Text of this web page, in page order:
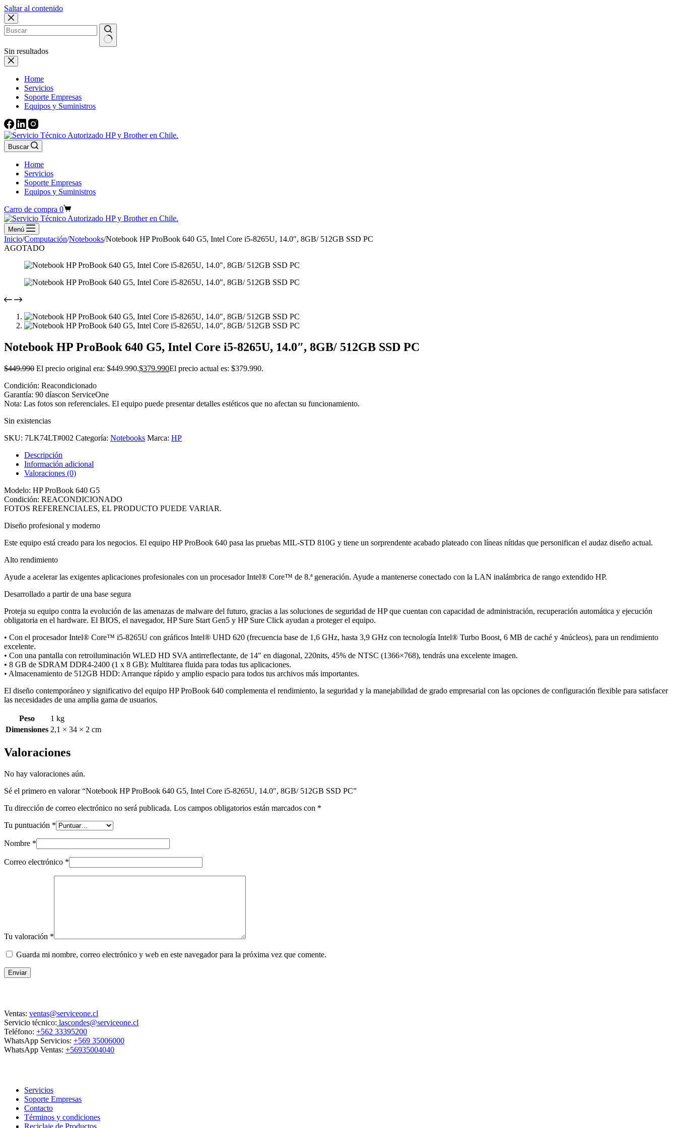
Saltar al contenido
Sin resultados
Home
Servicios
Soporte Empresas
Equipos y Suministros
Buscar
Home
Servicios
Soporte Empresas
Equipos y Suministros
Carro de compra 0
Menú
Inicio/Computación/Notebooks/Notebook HP ProBook 640 G5, Intel Core i5-8265U, 14.0″, 8GB/ 512GB SSD PC
AGOTADO
Notebook HP ProBook 640 G5, Intel Core i5-8265U, 14.0″, 8GB/ 512GB SSD PC
$449.990 El precio original era: $449.990.$379.990El precio actual es: $379.990.
Condición: Reacondicionado
Garantía: 90 díascon ServiceOne
Nota: Las fotos son referenciales. El equipo puede presentar detalles estéticos que no afectan su funcionamiento.
Sin existencias
SKU: 7LK74LT#002 Categoría: Notebooks Marca: HP
Descripción
Información adicional
Valoraciones (0)
Modelo: HP ProBook 640 G5
Condición: REACONDICIONADO
FOTOS REFERENCIALES, EL PRODUCTO PUEDE VARIAR.
Diseño profesional y moderno
Este equipo está creado para los negocios. El equipo HP ProBook 640 pasa las pruebas MIL-STD 810G y tiene un sorprendente acabado plateado con líneas nítidas que personifican el audaz diseño actual.
Alto rendimiento
Ayude a acelerar las exigentes aplicaciones profesionales con un procesador Intel® Core™ de 8.ª generación. Ayude a mantenerse conectado con la LAN inalámbrica de rango extendido HP.
Desarrollado a partir de una base segura
Proteja su equipo contra la evolución de las amenazas de malware del futuro, gracias a las soluciones de seguridad de HP que cuentan con capacidad de administración, recuperación automática y ejecución
obligatoria en el hardware. El BIOS, el navegador, HP Sure Start Gen5 y HP Sure Click ayudan a proteger el equipo.
• Con el procesador Intel® Core™ i5-8265U con gráficos Intel® UHD 620 (frecuencia base de 1,6 GHz, hasta 3,9 GHz con tecnología Intel® Turbo Boost, 6 MB de caché y 4núcleos), para un rendimiento
excelente.
• Con una pantalla con retroiluminación WLED HD SVA antirreflectante, de 14″ en diagonal, 220nits, 45% de NTSC (1366×768), tendrás una excelente imagen.
• 8 GB de SDRAM DDR4-2400 (1 x 8 GB): Multitarea fluida para todas tus aplicaciones.
• Almacenamiento de 512GB HDD: Arranque rápido y amplio espacio para todos tus archivos más importantes.
El diseño contemporáneo y significativo del equipo HP ProBook 640 complementa el rendimiento, la seguridad y la manejabilidad de grado empresarial con las opciones de configuración flexible para satisfacer
las necesidades de una amplia gama de usuarios.
Peso
1 kg
Dimensiones 2,1 × 34 × 2 cm
Valoraciones
No hay valoraciones aún.
Sé el primero en valorar “Notebook HP ProBook 640 G5, Intel Core i5-8265U, 14.0″, 8GB/ 512GB SSD PC”
Tu dirección de correo electrónico no será publicada. Los campos obligatorios están marcados con *
Tu puntuación *
Nombre *
Correo electrónico *
Tu valoración *
Guarda mi nombre, correo electrónico y web en este navegador para la próxima vez que comente.
Enviar
Ventas: ventas@serviceone.cl
Servicio técnico: lascondes@serviceone.cl
Teléfono: +562 33395200
WhatsApp Servicios: +569 35006000
WhatsApp Ventas: +56935004040
Servicios
Soporte Empresas
Contacto
Términos y condiciones
Reciclaje de Productos